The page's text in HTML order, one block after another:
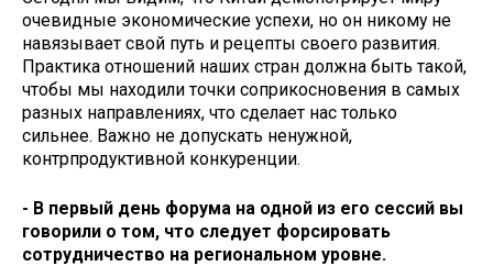
очевидные экономические успехи, но он никому не
навязывает свой путь и рецепты своего развития.
Практика отношений наших стран должна быть такой,
чтобы мы находили точки соприкосновения в самых
разных направлениях, что сделает нас только
сильнее. Важно не допускать ненужной,
контрпродуктивной конкуренции.
- В первый день форума на одной из его сессий вы
говорили о том, что следует форсировать
сотрудничество на региональном уровне.